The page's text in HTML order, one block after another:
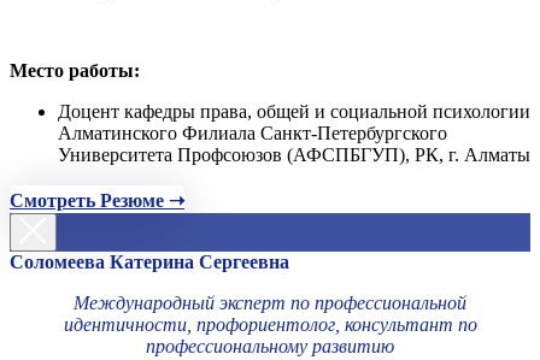
Место работы:
Доцент кафедры права, общей и социальной психологии
Алматинского Филиала Санкт-Петербургского
Университета Профсоюзов (АФСПБГУП), РК, г. Алматы
Смотреть Резюме ➝
Соломеева Катерина Сергеевна
Международный эксперт по профессиональной
идентичности, профориентолог, консультант по
профессиональному развитию